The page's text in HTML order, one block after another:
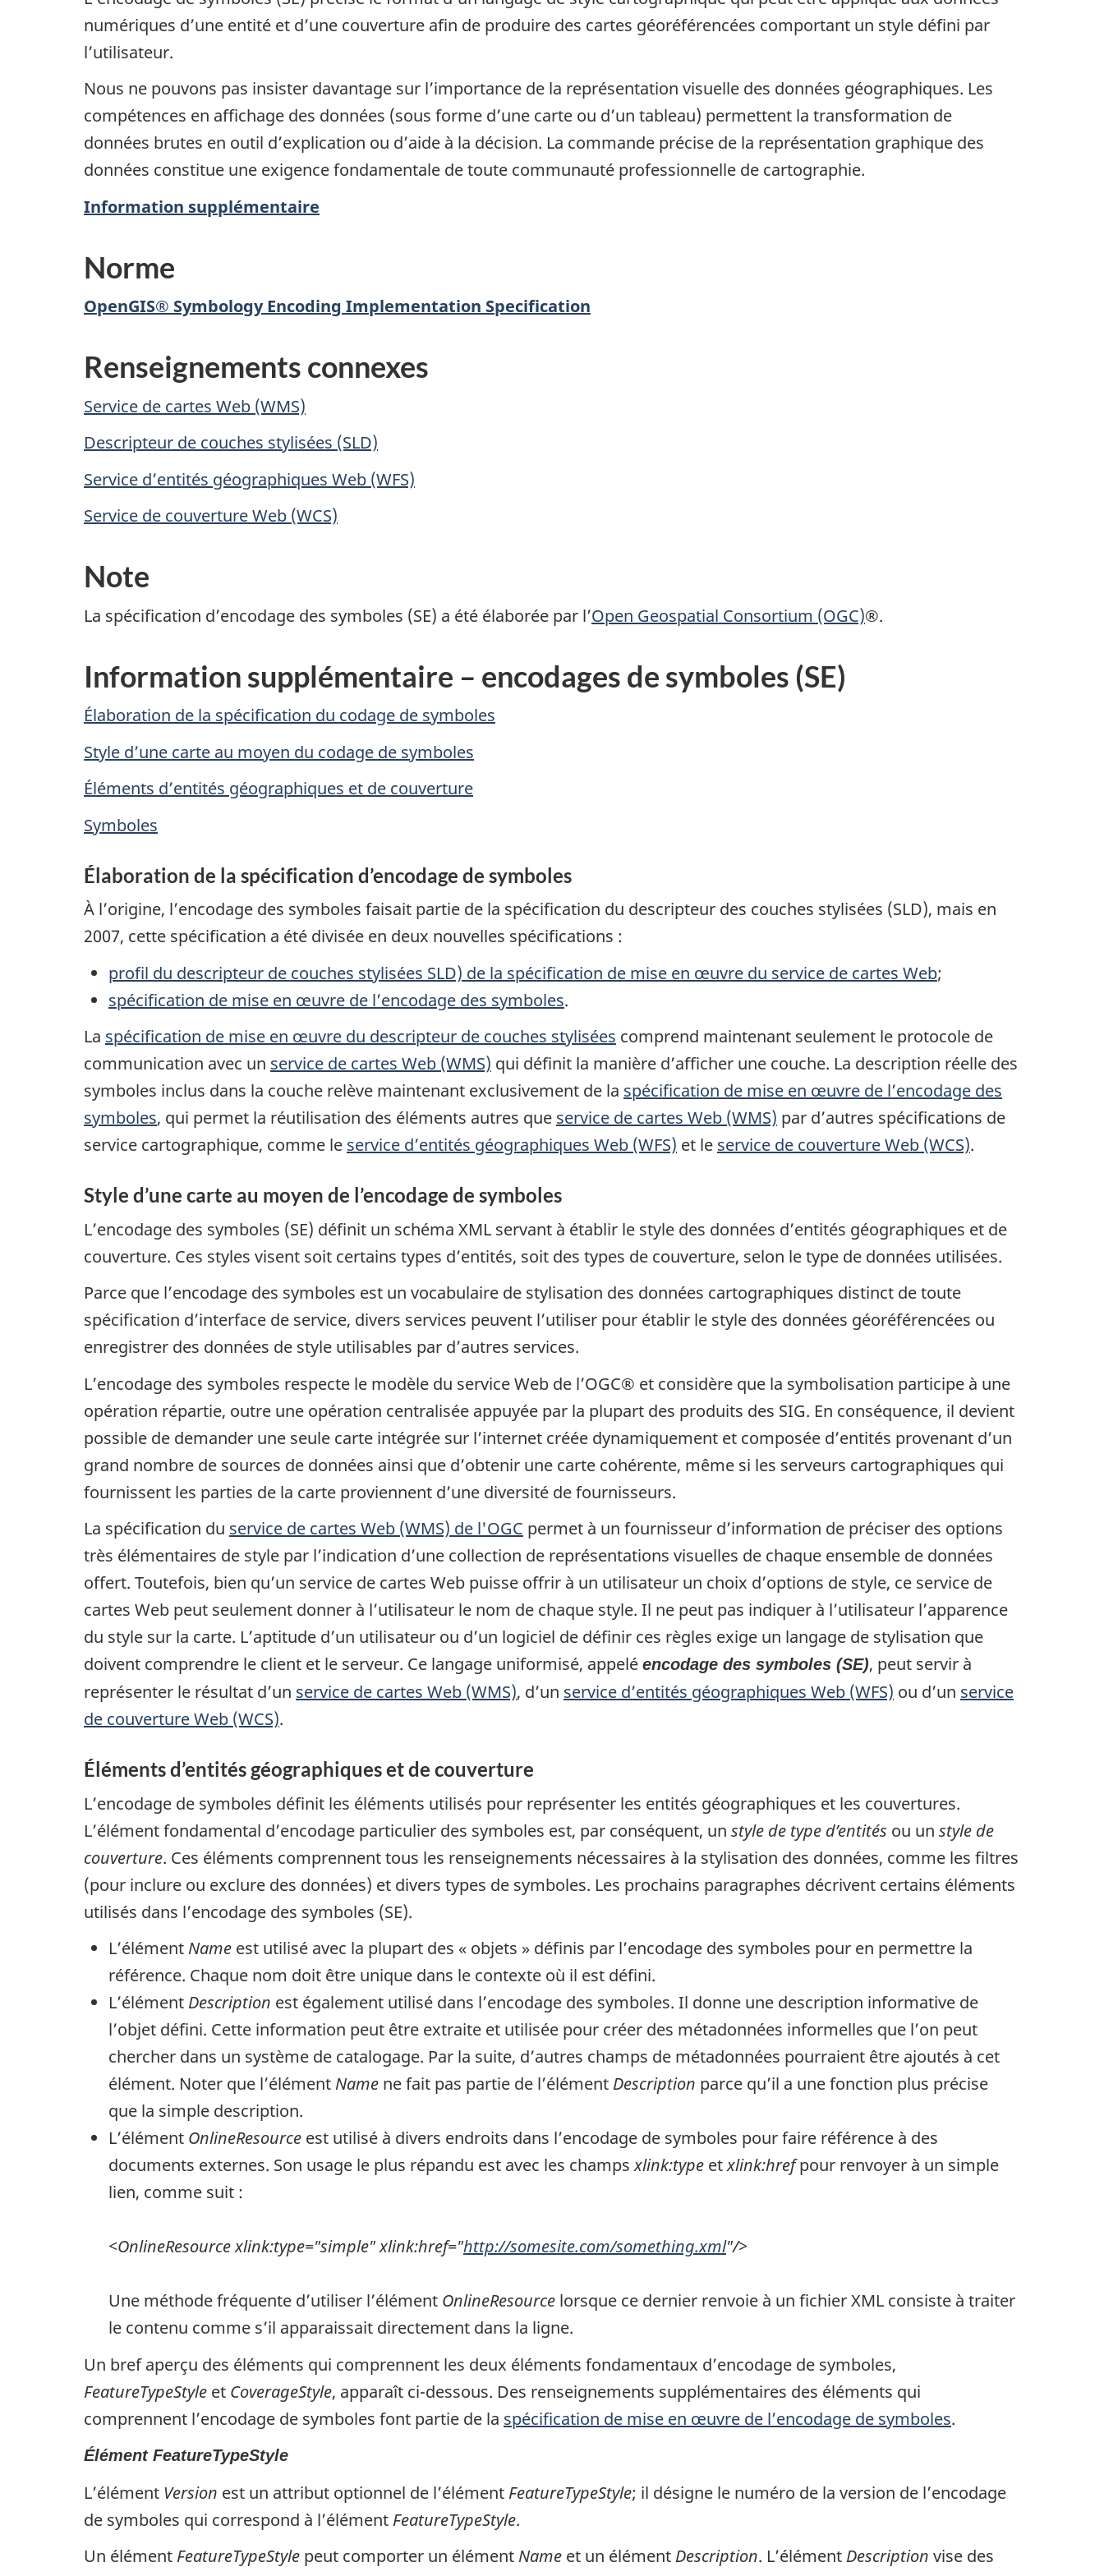
numériques d’une entité et d’une couverture afin de produire des cartes géoréférencées comportant un style défini par
l’utilisateur.
Nous ne pouvons pas insister davantage sur l’importance de la représentation visuelle des données géographiques. Les
compétences en affichage des données (sous forme d’une carte ou d’un tableau) permettent la transformation de
données brutes en outil d’explication ou d’aide à la décision. La commande précise de la représentation graphique des
données constitue une exigence fondamentale de toute communauté professionnelle de cartographie.
Information supplémentaire
Norme
OpenGIS® Symbology Encoding Implementation Specification
Renseignements connexes
Service de cartes Web (WMS)
Descripteur de couches stylisées (SLD)
Service d’entités géographiques Web (WFS)
Service de couverture Web (WCS)
Note
La spécification d’encodage des symboles (SE) a été élaborée par l’Open Geospatial Consortium (OGC)®.
Information supplémentaire – encodages de symboles (SE)
Élaboration de la spécification du codage de symboles
Style d’une carte au moyen du codage de symboles
Éléments d’entités géographiques et de couverture
Symboles
Élaboration de la spécification d’encodage de symboles
À l’origine, l’encodage des symboles faisait partie de la spécification du descripteur des couches stylisées (SLD), mais en
2007, cette spécification a été divisée en deux nouvelles spécifications :
profil du descripteur de couches stylisées SLD) de la spécification de mise en œuvre du service de cartes Web;
spécification de mise en œuvre de l’encodage des symboles.
La spécification de mise en œuvre du descripteur de couches stylisées comprend maintenant seulement le protocole de
communication avec un service de cartes Web (WMS) qui définit la manière d’afficher une couche. La description réelle des
symboles inclus dans la couche relève maintenant exclusivement de la spécification de mise en œuvre de l’encodage des
symboles, qui permet la réutilisation des éléments autres que service de cartes Web (WMS) par d’autres spécifications de
service cartographique, comme le service d’entités géographiques Web (WFS) et le service de couverture Web (WCS).
Style d’une carte au moyen de l’encodage de symboles
L’encodage des symboles (SE) définit un schéma XML servant à établir le style des données d’entités géographiques et de
couverture. Ces styles visent soit certains types d’entités, soit des types de couverture, selon le type de données utilisées.
Parce que l’encodage des symboles est un vocabulaire de stylisation des données cartographiques distinct de toute
spécification d’interface de service, divers services peuvent l’utiliser pour établir le style des données géoréférencées ou
enregistrer des données de style utilisables par d’autres services.
L’encodage des symboles respecte le modèle du service Web de l’OGC® et considère que la symbolisation participe à une
opération répartie, outre une opération centralisée appuyée par la plupart des produits des SIG. En conséquence, il devient
possible de demander une seule carte intégrée sur l’internet créée dynamiquement et composée d’entités provenant d’un
grand nombre de sources de données ainsi que d’obtenir une carte cohérente, même si les serveurs cartographiques qui
fournissent les parties de la carte proviennent d’une diversité de fournisseurs.
La spécification du service de cartes Web (WMS) de l'OGC permet à un fournisseur d’information de préciser des options
très élémentaires de style par l’indication d’une collection de représentations visuelles de chaque ensemble de données
offert. Toutefois, bien qu’un service de cartes Web puisse offrir à un utilisateur un choix d’options de style, ce service de
cartes Web peut seulement donner à l’utilisateur le nom de chaque style. Il ne peut pas indiquer à l’utilisateur l’apparence
du style sur la carte. L’aptitude d’un utilisateur ou d’un logiciel de définir ces règles exige un langage de stylisation que
doivent comprendre le client et le serveur. Ce langage uniformisé, appelé encodage des symboles (SE), peut servir à
représenter le résultat d’un service de cartes Web (WMS), d’un service d’entités géographiques Web (WFS) ou d’un service
de couverture Web (WCS).
Éléments d’entités géographiques et de couverture
L’encodage de symboles définit les éléments utilisés pour représenter les entités géographiques et les couvertures.
L’élément fondamental d’encodage particulier des symboles est, par conséquent, un style de type d’entités ou un style de
couverture. Ces éléments comprennent tous les renseignements nécessaires à la stylisation des données, comme les filtres
(pour inclure ou exclure des données) et divers types de symboles. Les prochains paragraphes décrivent certains éléments
utilisés dans l’encodage des symboles (SE).
L’élément Name est utilisé avec la plupart des « objets » définis par l’encodage des symboles pour en permettre la
référence. Chaque nom doit être unique dans le contexte où il est défini.
L’élément Description est également utilisé dans l’encodage des symboles. Il donne une description informative de
l’objet défini. Cette information peut être extraite et utilisée pour créer des métadonnées informelles que l’on peut
chercher dans un système de catalogage. Par la suite, d’autres champs de métadonnées pourraient être ajoutés à cet
élément. Noter que l’élément Name ne fait pas partie de l’élément Description parce qu’il a une fonction plus précise
que la simple description.
L’élément OnlineResource est utilisé à divers endroits dans l’encodage de symboles pour faire référence à des
documents externes. Son usage le plus répandu est avec les champsxlink:type etxlink:hrefpour renvoyer à un simple
lien, comme suit :
<OnlineResource xlink:type="simple" xlink:href="http://somesite.com/something.xml"/>
Une méthode fréquente d’utiliser l’élément OnlineResource lorsque ce dernier renvoie à un fichier XML consiste à traiter
le contenu comme s’il apparaissait directement dans la ligne.
Un bref aperçu des éléments qui comprennent les deux éléments fondamentaux d’encodage de symboles,
FeatureTypeStyle et CoverageStyle, apparaît ci-dessous. Des renseignements supplémentaires des éléments qui
comprennent l’encodage de symboles font partie de la spécification de mise en œuvre de l’encodage de symboles.
Élément FeatureTypeStyle
L’élément Version est un attribut optionnel de l’élément FeatureTypeStyle; il désigne le numéro de la version de l’encodage
de symboles qui correspond à l’élément FeatureTypeStyle.
Un élément FeatureTypeStyle peut comporter un élément Name et un élément Description. L’élément Description vise des